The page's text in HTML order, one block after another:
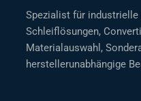
Spezialist für industrielle
Schleiflösungen,
Materialauswahl,
herstellerunabhängige